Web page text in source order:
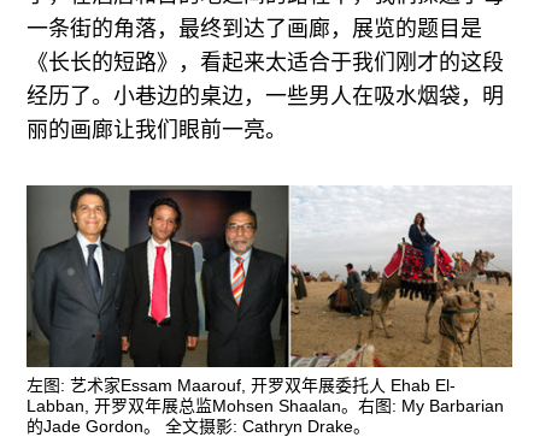
订阅
往期内容
联系我们
关注我们
一条街的角落，最终到达了画廊，展览的题目是
《长长的短路》，看起来太适合于我们刚才的这段
经历了。小巷边的桌边，一些男人在吸水烟袋，明
丽的画廊让我们眼前一亮。
左图: 艺术家Essam Maarouf, 开罗双年展委托人 Ehab El-
Labban, 开罗双年展总监Mohsen Shaalan。右图: My Barbarian
的Jade Gordon。 全文摄影: Cathryn Drake。